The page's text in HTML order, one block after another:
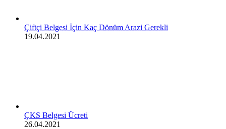
Çiftçi Belgesi İçin Kaç Dönüm Arazi Gerekli
19.04.2021
ÇKS Belgesi Ücreti
26.04.2021